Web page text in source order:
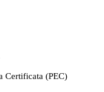
Certificata (PEC)